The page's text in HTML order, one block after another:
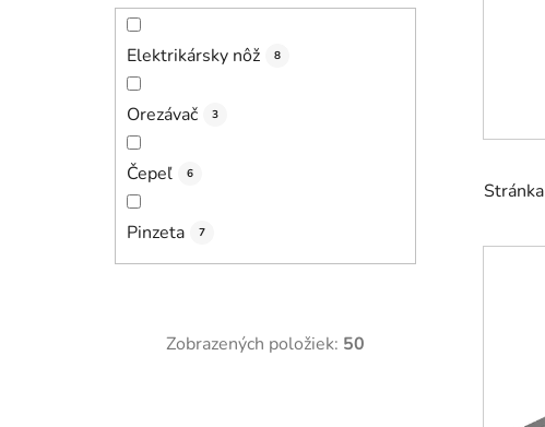
Elektrikársky nôž 8
Orezávač 3
Čepeľ 6
Pinzeta 7
Zobrazených položiek: 50
Stránka
V